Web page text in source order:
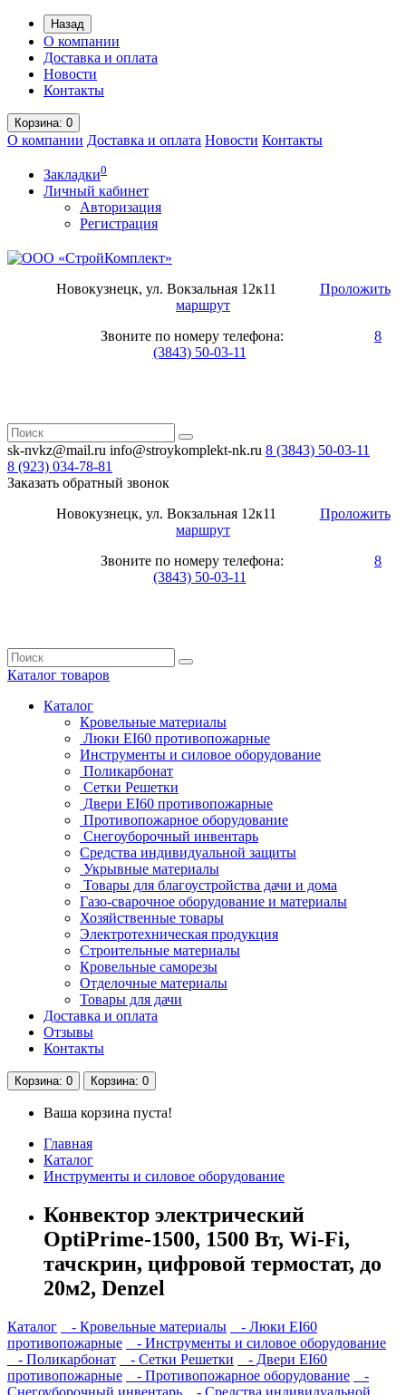
Назад
О компании
Доставка и оплата
Новости
Контакты
Корзина: 0
О компании Доставка и оплата Новости Контакты
Закладки0
Личный кабинет
Авторизация
Регистрация
Новокузнецк, ул. Вокзальная 12к11 Проложить
маршрут
Звоните по номеру телефона: 8
(3843) 50-03-11
sk-nvkz@mail.ru info@stroykomplekt-nk.ru 8 (3843) 50-03-11
8 (923) 034-78-81
Заказать обратный звонок
Новокузнецк, ул. Вокзальная 12к11 Проложить
маршрут
Звоните по номеру телефона: 8
(3843) 50-03-11
Каталог товаров
Каталог
Кровельные материалы
Люки EI60 противопожарные
Инструменты и силовое оборудование
Поликарбонат
Сетки Решетки
Двери EI60 противопожарные
Противопожарное оборудование
Снегоуборочный инвентарь
Средства индивидуальной защиты
Укрывные материалы
Товары для благоустройства дачи и дома
Газо-сварочное оборудование и материалы
Хозяйственные товары
Электротехническая продукция
Строительные материалы
Кровельные саморезы
Отделочные материалы
Товары для дачи
Доставка и оплата
Отзывы
Контакты
Корзина: 0 Корзина: 0
Ваша корзина пуста!
Главная
Каталог
Инструменты и силовое оборудование
Конвектор электрический
OptiPrime-1500, 1500 Вт, Wi-Fi,
тачскрин, цифровой термостат, до
20м2, Denzel
Каталог - Кровельные материалы
- Люки EI60
противопожарные
- Инструменты и силовое оборудование
- Поликарбонат
- Сетки Решетки
- Двери EI60
противопожарные
- Противопожарное оборудование
-